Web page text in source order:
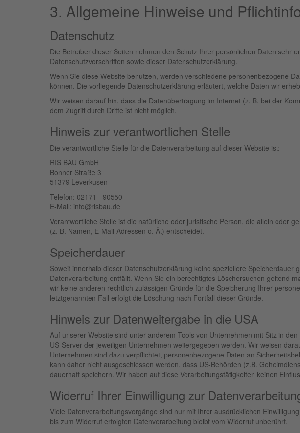
3. Allgemeine Hinweise und
Datenschutz
Die Betreiber dieser Seiten nehmen den Schutz Ihrer persönlichen Daten sehr
Datenschutzvorschriften sowie dieser Datenschutzerklärung.
Wenn Sie diese Website benutzen, werden verschiedene personenbezogene
können. Die vorliegende Datenschutzerklärung erläutert, welche Daten wir
Wir weisen darauf hin, dass die Datenübertragung im Internet (z. B. bei der
dem Zugriff durch Dritte ist nicht möglich.
Hinweis zur verantwortlichen Stelle
Die verantwortliche Stelle für die Datenverarbeitung auf dieser Website ist:
RIS BAU GmbH
Bonner Straße 3
51379 Leverkusen
Telefon: 02171 - 90550
E-Mail: info@risbau.de
Verantwortliche Stelle ist die natürliche oder juristische Person, die allein oder
(z. B. Namen, E-Mail-Adressen o. Ä.) entscheidet.
Speicherdauer
Soweit innerhalb dieser Datenschutzerklärung keine speziellere
Datenverarbeitung entfällt. Wenn Sie ein berechtigtes Löschersuchen geltend
wir keine anderen rechtlich zulässigen Gründe für die Speicherung Ihrer
letztgenannten Fall erfolgt die Löschung nach Fortfall dieser Gründe.
Hinweis zur Datenweitergabe in die USA
Auf unserer Website sind unter anderem Tools von Unternehmen mit Sitz in
US-Server der jeweiligen Unternehmen weitergegeben werden. Wir weisen
Unternehmen sind dazu verpflichtet, personenbezogene Daten an
kann daher nicht ausgeschlossen werden, dass US-Behörden (z.B.
dauerhaft speichern. Wir haben auf diese Verarbeitungstätigkeiten keinen
Widerruf Ihrer Einwilligung zur
Viele Datenverarbeitungsvorgänge sind nur mit Ihrer ausdrücklichen
bis zum Widerruf erfolgten Datenverarbeitung bleibt vom Widerruf unberührt.